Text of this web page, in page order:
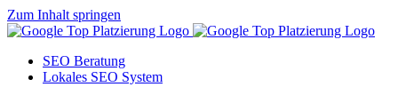
Zum Inhalt springen
SEO Beratung
Lokales SEO System